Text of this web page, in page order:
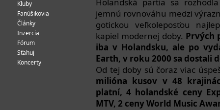
Kluby
Fanúšikovia
Články
Inzercia
Fórum
Sťahuj
Koncerty
jemnú rovnováhu medzi
gotickou veľkoleposťou
kapiel modernej doby. Prvých
iba v Holandsku, ale po
Earth, v roku 2000 sa dostali
Od tej doby sú čoraz viac
milióna kusov v 48
platní, 4 holandské ceny
MTV, 2 ceny World Music